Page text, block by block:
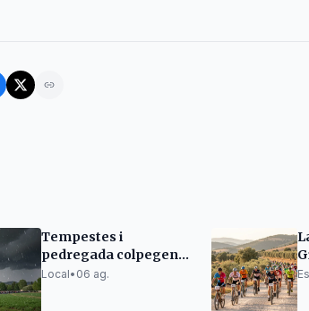
Tempestes i
pedregada colpegen
les comarques
Local• 06 ag.